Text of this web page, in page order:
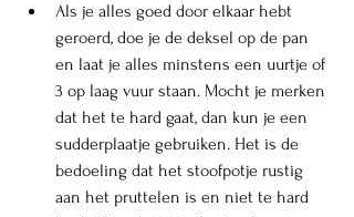
Als je alles goed door elkaar hebt
geroerd, doe je de deksel op de pan
en laat je alles minstens een uurtje of
3 op laag vuur staan. Mocht je merken
dat het te hard gaat, dan kun je een
sudderplaatje gebruiken. Het is de
bedoeling dat het stoofpotje rustig
aan het pruttelen is en niet te hard